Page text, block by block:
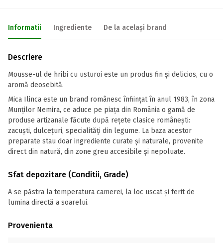
Informatii Ingrediente De la același brand
Descriere
Mousse-ul de hribi cu usturoi este un produs fin și delicios, cu o
aromă deosebită.
Mica Ilinca este un brand românesc înființat în anul 1983, în zona
Munților Nemira, ce aduce pe piața din România o gamă de
produse artizanale făcute după rețete clasice românești:
zacuști, dulcețuri, specialități din legume. La baza acestor
preparate stau doar ingrediente curate și naturale, provenite
direct din natură, din zone greu accesibile și nepoluate.
Sfat depozitare (Conditii, Grade)
A se păstra la temperatura camerei, la loc uscat și ferit de
lumina directă a soarelui.
Provenienta